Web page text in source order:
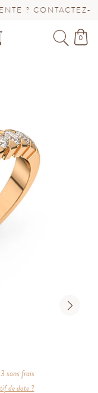
? CONTACTEZ-
0
sans frais
de date ?